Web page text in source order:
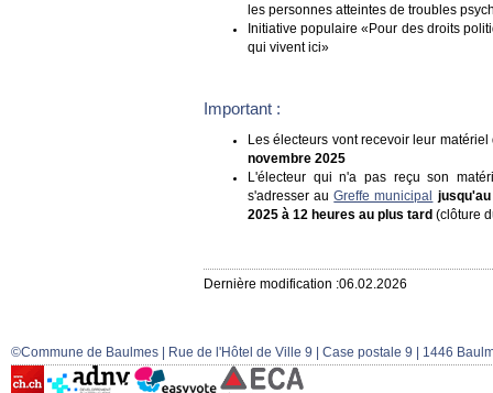
les personnes atteintes de troubles
Initiative populaire «Pour des droits
qui vivent ici»
Important :
Les électeurs vont recevoir leur
novembre 2025
L'électeur qui n'a pas reçu son
s'adresser auGreffe municipal
2025 à 12 heures au plus tard (clôture
Dernière modification :06.02.2026
©Commune de Baulmes | Rue de l'Hôtel de Ville 9 | Case postale 9 | 1446